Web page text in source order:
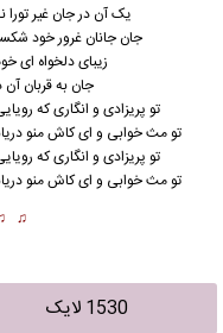
یک آن در جان غیر تورا
جان جانان غرور خود
زیبای دلخواه ای
جان به قربان
تو پریزادی و انگاری که
تو مث خوابی و ای کاش منو
تو پریزادی و انگاری که
تو مث خوابی و ای کاش منو
♫
1530 لایک